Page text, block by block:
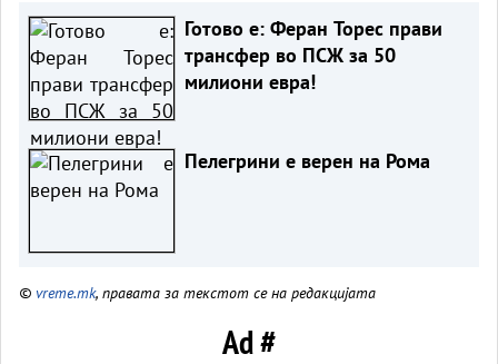
Готово е: Феран Торес прави
трансфер во ПСЖ за 50
милиони евра!
Пелегрини е верен на Рома
© vreme.mk, правата за текстот се на редакцијата
Ad #